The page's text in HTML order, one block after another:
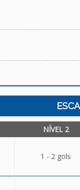
NÍVEL 2
1 - 2 gols